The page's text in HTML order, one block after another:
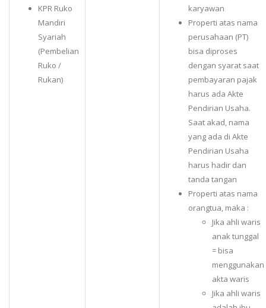
KPR Ruko
Mandiri
Syariah
(Pembelian
Ruko /
Rukan)
karyawan
Properti atas nama
perusahaan (PT)
bisa diproses
dengan syarat saat
pembayaran pajak
harus ada Akte
Pendirian Usaha.
Saat akad, nama
yang ada di Akte
Pendirian Usaha
harus hadir dan
tanda tangan
Properti atas nama
orangtua, maka :
Jika ahli waris
anak tunggal
= bisa
menggunakan
akta waris
Jika ahli waris